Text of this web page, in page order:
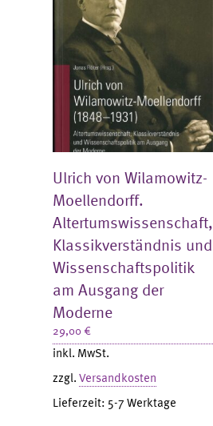
Ulrich von Wilamowitz-
Moellendorff.
Altertumswissenschaft,
Klassikverständnis und
Wissenschaftspolitik
am Ausgang der
Moderne
29,00€
inkl. MwSt.
zzgl.Versandkosten
Lieferzeit: 5-7 Werktage